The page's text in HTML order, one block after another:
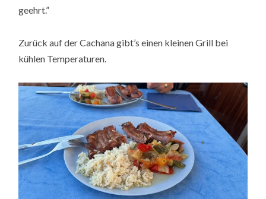
geehrt.”
Zurück auf der Cachana gibt’s einen kleinen Grill bei
kühlen Temperaturen.